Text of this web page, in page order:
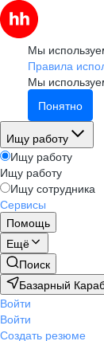
Мы
Правила
Мы
Понятно
Ищу работу
Ищу работу
Ищу работу
Ищу сотрудника
Сервисы
Помощь
Ещё
Поиск
Базарный
Войти
Войти
Создать резюме